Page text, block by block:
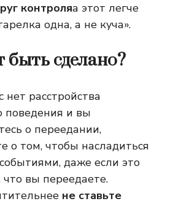
контроляа этот легче
одна, а не куча».
сделано?
нет расстройства
поведения и вы
о переедании,
о том, чтобы насладиться
даже если это
что вы переедаете.
не ставьте